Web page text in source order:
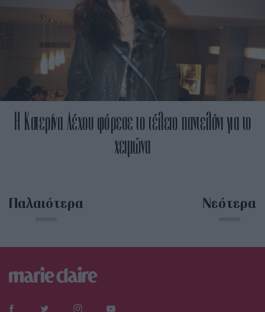
Η Κατερίνα Λέχου φόρεσε το τέλειο παντελόνι για το
χειμώνα
Παλαιότερα Νεότερα